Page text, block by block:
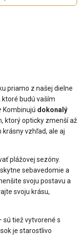
priamo z našej dielne
ktoré budú vaším
Kombinujú dokonalý
ktorý opticky zmenší až
vzhľad, ale aj
plážovej sezóny.
sebavedomie a
svoju postavu a
svoju krásu,
sú tiež vytvorené s
je starostlivo